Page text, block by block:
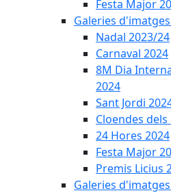
Festa Major
Galeries
Nadal 2023/24
Carnaval 2024
8M Dia
2024
Sant Jordi
Cloendes
24 Hores 2024
Festa Major
Premis Licius
Galeries